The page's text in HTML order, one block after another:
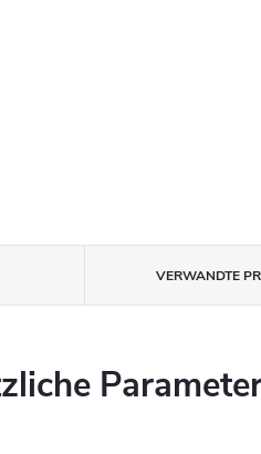
VERWANDTE